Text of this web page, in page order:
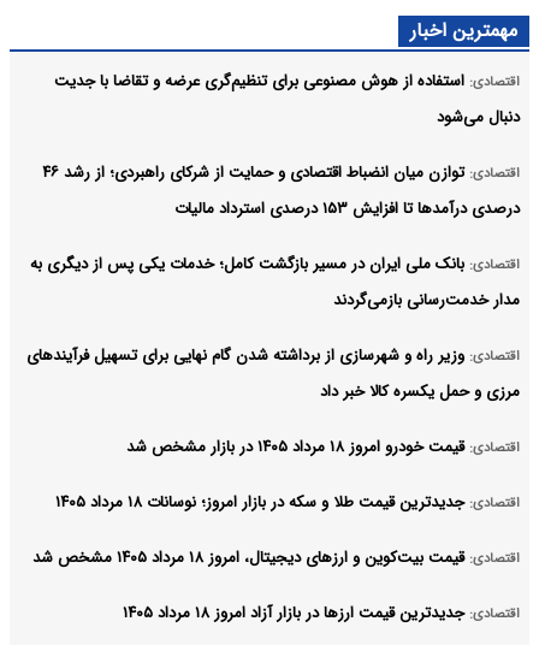
مهمترین اخبار
اقتصادی: استفاده از هوش مصنوعی برای تنظیم‌گری عرضه و تقاضا با جدیت
دنبال می‌شود
اقتصادی:
توازن میان انضباط اقتصادی و حمایت از شرکای راهبردی؛ از رشد ۴۶
درصدی درآمدها تا افزایش ۱۵۳ درصدی استرداد مالیات
اقتصادی: بانک ملی ایران در مسیر بازگشت کامل؛ خدمات یکی پس از دیگری به
مدار خدمت‌رسانی بازمی‌گردند
اقتصادی: وزیر راه و شهرسازی از برداشته شدن گام نهایی برای تسهیل فرآیندهای
مرزی و حمل یکسره کالا خبر داد
اقتصادی: قیمت خودرو امروز ۱۸ مرداد ۱۴۰۵ در بازار مشخص شد
اقتصادی: جدیدترین قیمت طلا و سکه در بازار امروز؛ نوسانات ۱۸ مرداد ۱۴۰۵
اقتصادی: قیمت بیت‌کوین و ارز‌های دیجیتال، امروز ۱۸ مرداد ۱۴۰۵ مشخص شد
اقتصادی: جدیدترین قیمت ارزها در بازار آزاد امروز ۱۸ مرداد ۱۴۰۵